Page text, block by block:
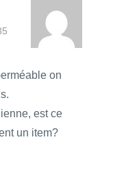
on
est ce
un item?